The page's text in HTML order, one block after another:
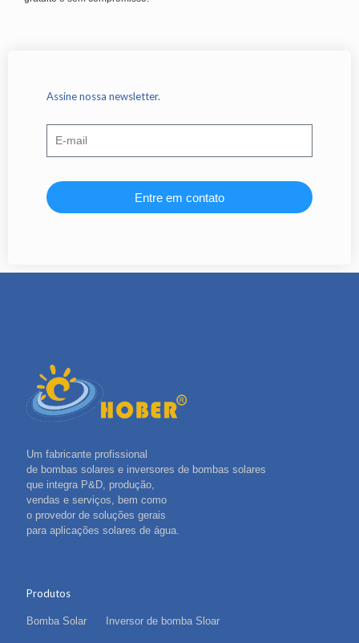
Assine nossa newsletter.
Entre em contato
Um fabricante profissional
de bombas solares e inversores de bombas solares
que integra P&D, produção,
vendas e serviços, bem como
o provedor de soluções gerais
para aplicações solares de água.
Produtos
Bomba Solar Inversor de bomba Sloar